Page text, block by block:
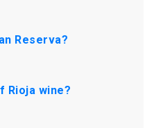
Reserva?
Rioja wine?